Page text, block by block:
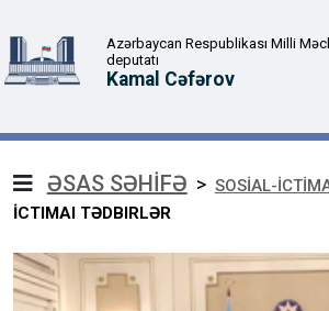
Azərbaycan Respublikası Milli
deputatı
Kamal Cəfərov
ƏSAS SƏHİFƏ > SOSİAL-
İCTIMAI TƏDBIRLƏR